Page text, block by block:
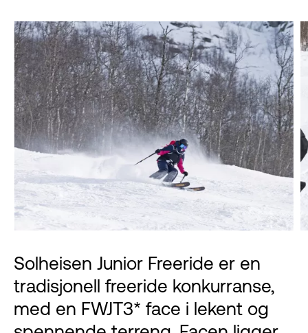
Solheisen Junior Freeride er en
tradisjonell freeride konkurranse,
med en FWJT3* face i lekent og